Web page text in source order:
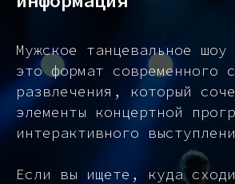
Мужское танцевальное
это формат современного
развлечения, который
элементы концертной
интерактивного
Если вы ищете, куда